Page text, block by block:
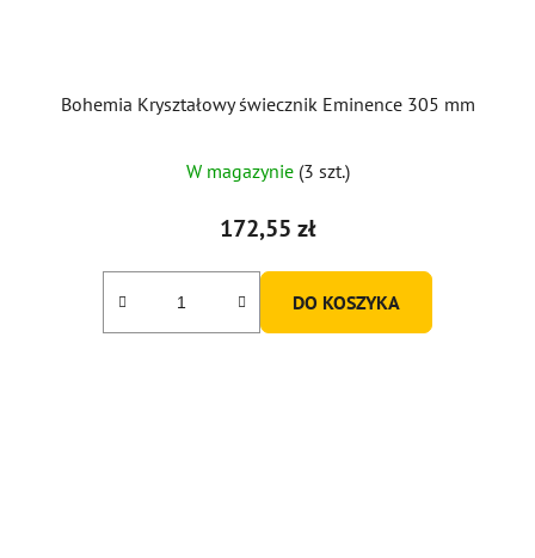
Bohemia Kryształowy świecznik Eminence 305 mm
ocena
produktu
5,0
W magazynie (3 szt.)
172,55 zł
DO KOSZYKA